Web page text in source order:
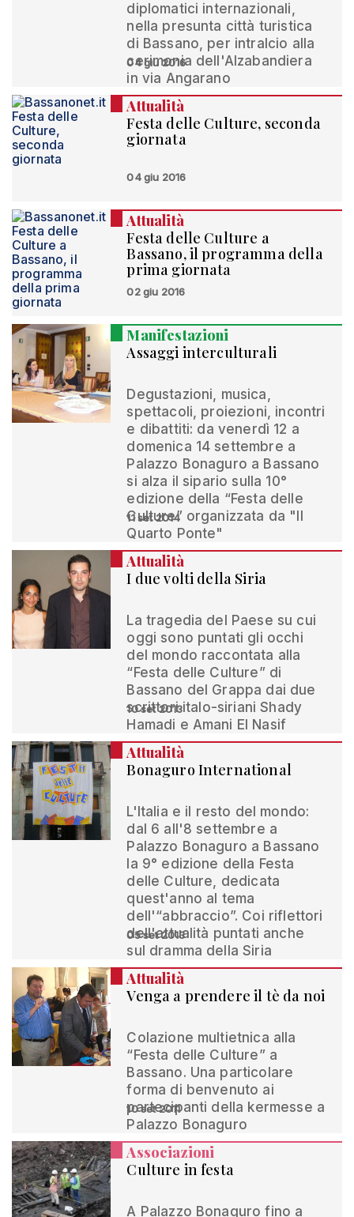
diplomatici internazionali,
nella presunta città turistica
di Bassano, per intralcio alla
cerimonia dell'Alzabandiera
in via Angarano
04 giu 2016
Attualità
Festa delle Culture, seconda
giornata
04 giu 2016
Attualità
Festa delle Culture a
Bassano, il programma della
prima giornata
02 giu 2016
Manifestazioni
Assaggi interculturali
Degustazioni, musica,
spettacoli, proiezioni, incontri
e dibattiti: da venerdì 12 a
domenica 14 settembre a
Palazzo Bonaguro a Bassano
si alza il sipario sulla 10°
edizione della “Festa delle
Culture” organizzata da "Il
Quarto Ponte"
11 set 2014
Attualità
I due volti della Siria
La tragedia del Paese su cui
oggi sono puntati gli occhi
del mondo raccontata alla
“Festa delle Culture” di
Bassano del Grappa dai due
scrittori italo-siriani Shady
Hamadi e Amani El Nasif
10 set 2013
Attualità
Bonaguro International
L'Italia e il resto del mondo:
dal 6 all'8 settembre a
Palazzo Bonaguro a Bassano
la 9° edizione della Festa
delle Culture, dedicata
quest'anno al tema
dell'“abbraccio”. Coi riflettori
dell'attualità puntati anche
sul dramma della Siria
05 set 2013
Attualità
Venga a prendere il tè da noi
Colazione multietnica alla
“Festa delle Culture” a
Bassano. Una particolare
forma di benvenuto ai
partecipanti della kermesse a
Palazzo Bonaguro
10 set 2011
Associazioni
Culture in festa
A Palazzo Bonaguro fino a